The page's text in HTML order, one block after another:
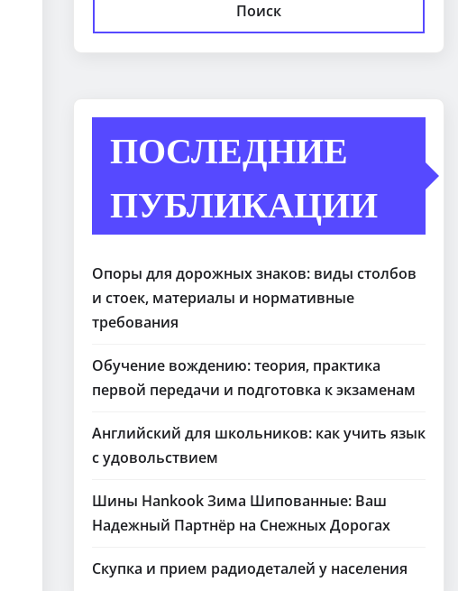
Поиск
ПОСЛЕДНИЕ
ПУБЛИКАЦИИ
Опоры для дорожных знаков: виды столбов
и стоек, материалы и нормативные
требования
Обучение вождению: теория, практика
первой передачи и подготовка к экзаменам
Английский для школьников: как учить язык
с удовольствием
Шины Hankook Зима Шипованные: Ваш
Надежный Партнёр на Снежных Дорогах
Скупка и прием радиодеталей у населения